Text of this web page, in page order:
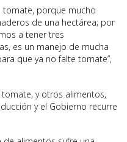
tomate, porque mucho
de una hectárea; por
a tener tres
es un manejo de mucha
que ya no falte tomate”,
y otros alimentos,
y el Gobierno recurre